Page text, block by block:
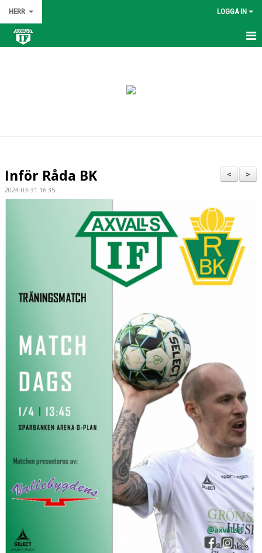
HERR LOGGA IN
BILDGALLERI
>
<
Inför Råda BK
2024-03-31 16:35